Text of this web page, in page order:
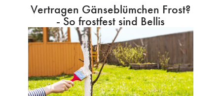
Vertragen Gänseblümchen Frost?
- So frostfest sind Bellis